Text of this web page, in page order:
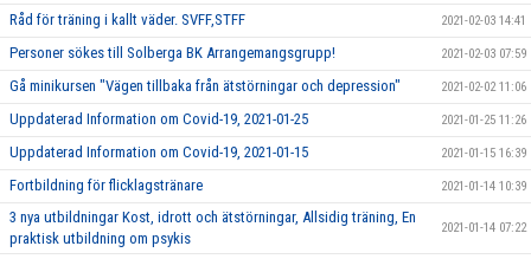
Råd för träning i kallt väder. SVFF,STFF 2021-02-03 14:41
Personer sökes till Solberga BK Arrangemangsgrupp! 2021-02-03 07:59
Gå minikursen "Vägen tillbaka från ätstörningar och depression" 2021-02-02 11:06
Uppdaterad Information om Covid-19, 2021-01-25 2021-01-25 11:26
Uppdaterad Information om Covid-19, 2021-01-15 2021-01-15 16:39
Fortbildning för flicklagstränare 2021-01-14 10:39
3 nya utbildningar Kost, idrott och ätstörningar, Allsidig träning, En
praktisk utbildning om psykis
2021-01-14 07:22